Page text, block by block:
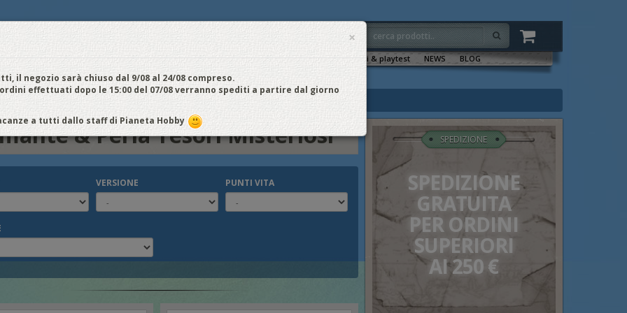
Chi Siamo Vantaggi Aiuto Metodi di pagamento Sala tornei & playtest NEWS
BLOG
/ REGISTRATI
& Perla Tesori Misteriosi
& Perla Tesori Misteriosi
VERSIONE PUNTI VITA
SPEDIZIONE
SPEDIZIONE
GRATUITA
PER ORDINI
SUPERIORI
AI 250 €
×
il negozio sarà chiuso dal 9/08 al 24/08 compreso.
effettuati dopo le 15:00 del 07/08 verranno spediti a partire dal giorno
a tutti dallo staff di Pianeta Hobby